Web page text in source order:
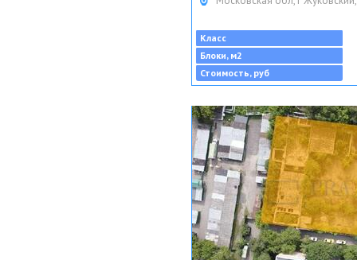
Класс
Блоки, м2
Стоимость, руб